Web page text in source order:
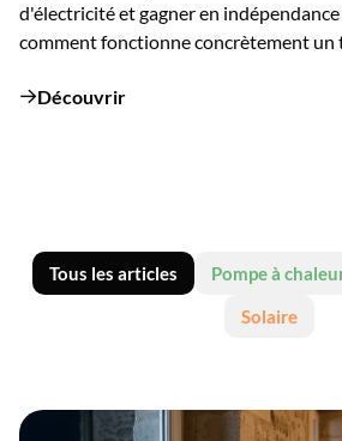
d'électricité et gagner en
comment fonctionne concrètement un
Quelles démarches administratives
l'étude à l'installation clé en main.
Découvrir
Tous les articles Pompe à
Solaire